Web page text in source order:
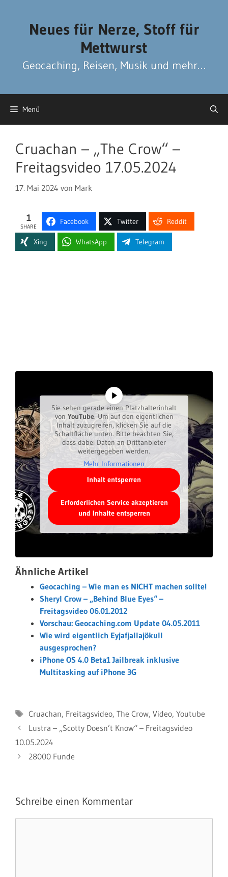
Neues für Nerze, Stoff für
Mettwurst
Geocaching, Reisen, Musik und mehr…
Menü
Cruachan – „The Crow“ –
Freitagsvideo 17.05.2024
17. Mai 2024 von Mark
1
SHARE
Facebook Twitter Reddit
Xing WhatsApp Telegram
Sie sehen gerade einen Platzhalterinhalt
von YouTube. Um auf den eigentlichen
Inhalt zuzugreifen, klicken Sie auf die
Schaltfläche unten. Bitte beachten Sie,
dass dabei Daten an Drittanbieter
weitergegeben werden.
Mehr Informationen
Inhalt entsperren
Erforderlichen Service akzeptieren
und Inhalte entsperren
Ähnliche Artikel
Geocaching – Wie man es NICHT machen sollte!
Sheryl Crow – „Behind Blue Eyes“ –
Freitagsvideo 06.01.2012
Vorschau: Geocaching.com Update 04.05.2011
Wie wird eigentlich Eyjafjallajökull
ausgesprochen?
iPhone OS 4.0 Beta1 Jailbreak inklusive
Multitasking auf iPhone 3G
Schlagwörter
Cruachan, Freitagsvideo, The Crow, Video, Youtube
Lustra – „Scotty Doesn’t Know“ – Freitagsvideo
10.05.2024
28000 Funde
Schreibe einen Kommentar